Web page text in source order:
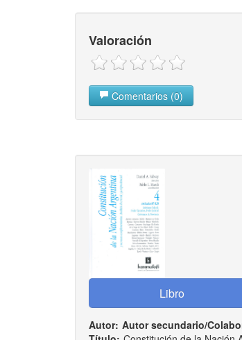
Valoración
Comentarios (0)
Autor: Autor secundario/